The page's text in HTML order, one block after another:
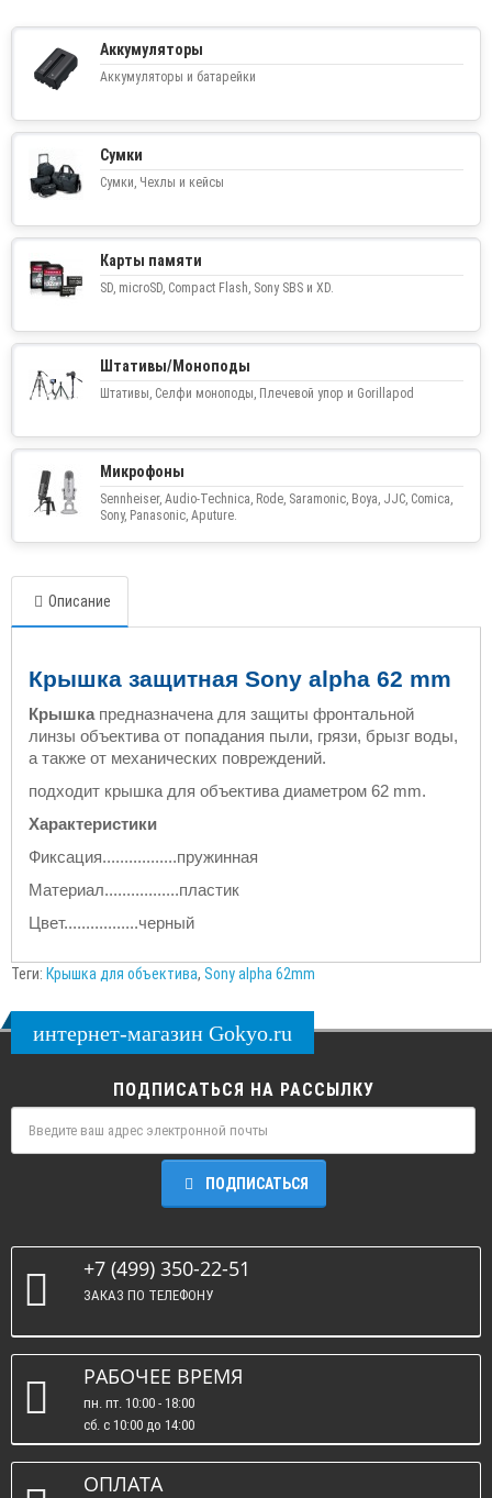
Аккумуляторы
Аккумуляторы и батарейки
Сумки
Сумки, Чехлы и кейсы
Карты памяти
SD, microSD, Compact Flash, Sony SBS и XD.
Штативы/Моноподы
Штативы, Селфи моноподы, Плечевой упор и Gorillapod
Микрофоны
Sennheiser, Audio-Technica, Rode, Saramonic, Boya, JJC, Comica,
Sony, Panasonic, Aputure.
Описание
Крышка защитная Sony alpha 62 mm
Крышка предназначена для защиты фронтальной
линзы объектива от попадания пыли, грязи, брызг воды,
а также от механических повреждений.
подходит крышка для объектива диаметром 62 mm.
Характеристики
Фиксация.................пружинная
Материал.................пластик
Цвет.................черный
Теги: Крышка для объектива, Sony alpha 62mm
интернет-магазин Gokyo.ru
ПОДПИСАТЬСЯ НА РАССЫЛКУ
ПОДПИСАТЬСЯ
+7 (499) 350-22-51
ЗАКАЗ ПО ТЕЛЕФОНУ
РАБОЧЕЕ ВРЕМЯ
пн. пт. 10:00 - 18:00
сб. c 10:00 до 14:00
вс. : выходные.
ОПЛАТА